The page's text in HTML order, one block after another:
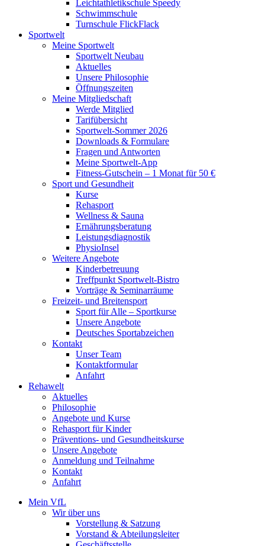
Leichtathletikschule Speedy
Schwimmschule
Turnschule FlickFlack
Sportwelt
Meine Sportwelt
Sportwelt Neubau
Aktuelles
Unsere Philosophie
Öffnungszeiten
Meine Mitgliedschaft
Werde Mitglied
Tarifübersicht
Sportwelt-Sommer 2026
Downloads & Formulare
Fragen und Antworten
Meine Sportwelt-App
Fitness-Gutschein – 1 Monat für 50 €
Sport und Gesundheit
Kurse
Rehasport
Wellness & Sauna
Ernährungsberatung
Leistungsdiagnostik
PhysioInsel
Weitere Angebote
Kinderbetreuung
Treffpunkt Sportwelt-Bistro
Vorträge & Seminarräume
Freizeit- und Breitensport
Sport für Alle – Sportkurse
Unsere Angebote
Deutsches Sportabzeichen
Kontakt
Unser Team
Kontaktformular
Anfahrt
Rehawelt
Aktuelles
Philosophie
Angebote und Kurse
Rehasport für Kinder
Präventions- und Gesundheitskurse
Unsere Angebote
Anmeldung und Teilnahme
Kontakt
Anfahrt
Mein VfL
Wir über uns
Vorstellung & Satzung
Vorstand & Abteilungsleiter